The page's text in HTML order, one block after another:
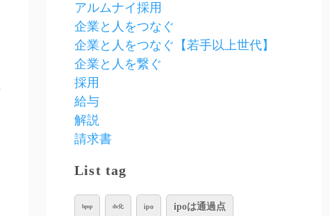
アルムナイ採用
企業と人をつなぐ
企業と人をつなぐ【若手以上世代】
企業と人を繋ぐ
採用
給与
解説
請求書
List tag
bpsp dx化 ipo ipoは通過点